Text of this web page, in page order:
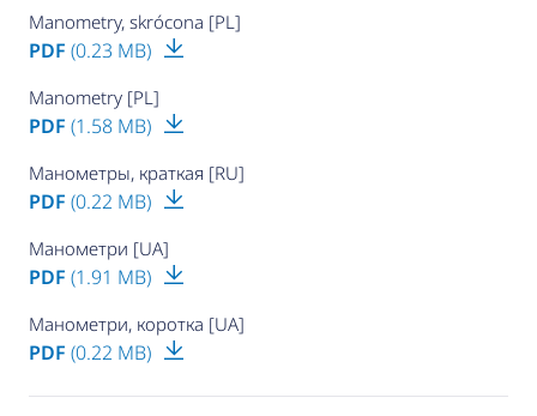
Manometry, skrócona [PL]
PDF (0.23 MB)
Manometry [PL]
PDF (1.58 MB)
Манометры, краткая [RU]
PDF (0.22 MB)
Манометри [UA]
PDF (1.91 MB)
Манометри, коротка [UA]
PDF (0.22 MB)